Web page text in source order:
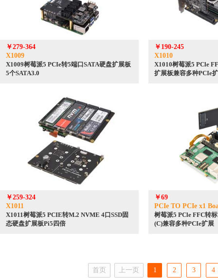
￥279-364
X1009
X1009树莓派5 PCIe转5端口SATA硬盘扩展板
5个SATA3.0
￥190-245
X1010
X1010树莓派5 PCle
扩展板兼容多种PCIe
￥259-324
X1011
X1011树莓派5 PCIE转M.2 NVME 4口SSD固
态硬盘扩展板Pi5四倍
￥69
PCIe TO PCIe x1
树莓派5 PCle FFC转
(C)兼容多种PCIe扩展
首页 上一页 1 2 3 4